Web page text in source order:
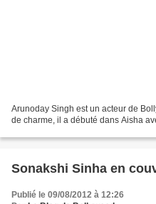
Arunoday Singh est un acteur de
de charme, il a débuté dans Aisha
Sonakshi Sinha en
Publié le 09/08/2012 à 12:26